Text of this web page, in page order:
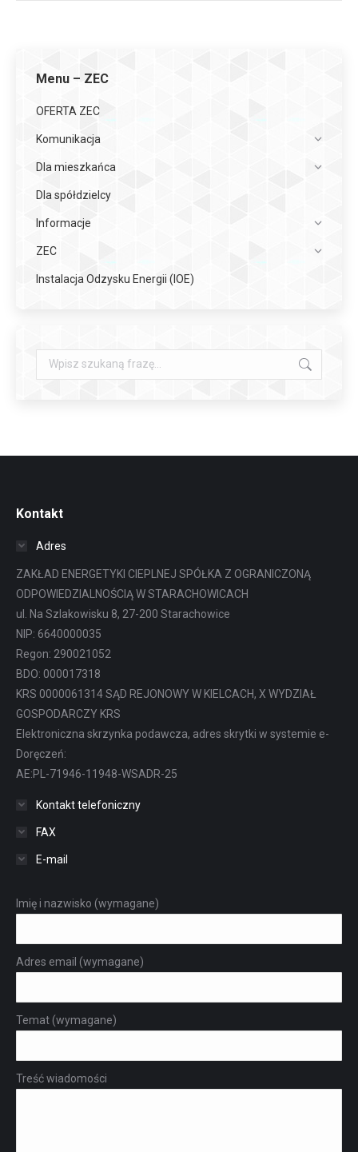
Menu – ZEC
OFERTA ZEC
Komunikacja
Dla mieszkańca
Dla spółdzielcy
Informacje
ZEC
Instalacja Odzysku Energii (IOE)
Szukaj:
Kontakt
Adres
ZAKŁAD ENERGETYKI CIEPLNEJ SPÓŁKA Z OGRANICZONĄ
ODPOWIEDZIALNOŚCIĄ W STARACHOWICACH
ul. Na Szlakowisku 8, 27-200 Starachowice
NIP: 6640000035
Regon: 290021052
BDO: 000017318
KRS 0000061314 SĄD REJONOWY W KIELCACH, X WYDZIAŁ
GOSPODARCZY KRS
Elektroniczna skrzynka podawcza, adres skrytki w systemie e-
Doręczeń:
AE:PL-71946-11948-WSADR-25
Kontakt telefoniczny
FAX
E-mail
Imię i nazwisko (wymagane)
Adres email (wymagane)
Temat (wymagane)
Treść wiadomości